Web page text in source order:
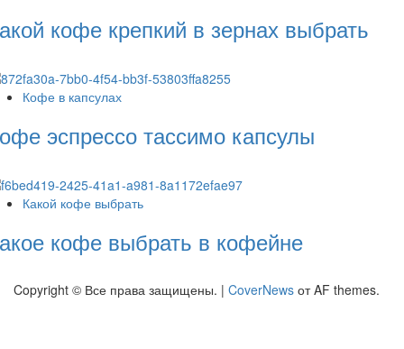
кофе крепкий в зернах выбрать
Кофе в капсулах
эспрессо тассимо капсулы
Какой кофе выбрать
кофе выбрать в кофейне
Copyright © Все права защищены. | CoverNews от AF themes.